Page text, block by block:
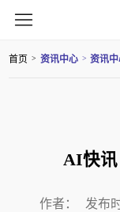
首页 > 资讯中心 > 资讯
AI快讯
作者： 发布